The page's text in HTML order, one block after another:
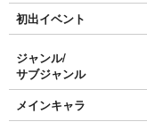
初出イベント
ジャンル/
サブジャンル
メインキャラ